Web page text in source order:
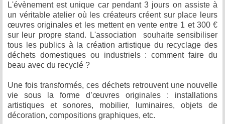
L'évènement est unique car pendant 3 jours on assiste à
un véritable atelier où les créateurs créent sur place leurs
œuvres originales et les mettent en vente entre 1 et 300 €
sur leur propre stand. L'association souhaite sensibiliser
tous les publics à la création artistique du recyclage des
déchets domestiques ou industriels : comment faire du
beau avec du recyclé ?
Une fois transformés, ces déchets retrouvent une nouvelle
vie sous la forme d’œuvres originales : installations
artistiques et sonores, mobilier, luminaires, objets de
décoration, compositions graphiques, etc.